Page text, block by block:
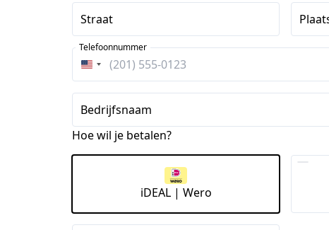
Straat
Verenigde
Staten
+1
Telefoonnummer
Bedrijfsnaam
Hoe wil je betalen?
iDEAL | Wero